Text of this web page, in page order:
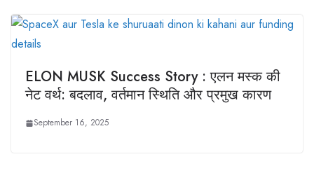
ELON MUSK Success Story : एलन मस्क की
नेट वर्थ: बदलाव, वर्तमान स्थिति और प्रमुख कारण
September 16, 2025